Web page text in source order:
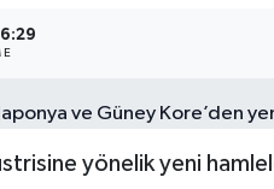
yönelik yeni